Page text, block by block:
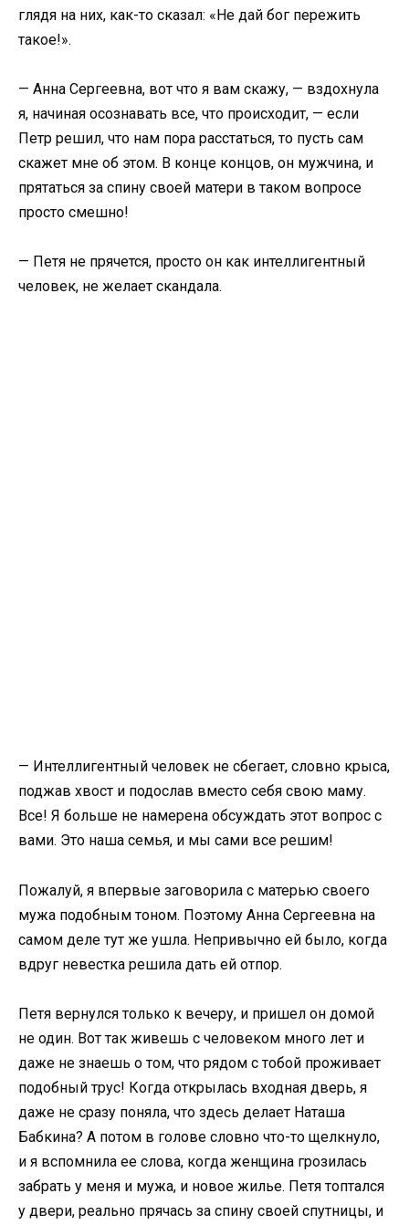
глядя на них, как-то сказал: «Не дай бог пережить
такое!».
— Анна Сергеевна, вот что я вам скажу, — вздохнула
я, начиная осознавать все, что происходит, — если
Петр решил, что нам пора расстаться, то пусть сам
скажет мне об этом. В конце концов, он мужчина, и
прятаться за спину своей матери в таком вопросе
просто смешно!
— Петя не прячется, просто он как интеллигентный
человек, не желает скандала.
— Интеллигентный человек не сбегает, словно крыса,
поджав хвост и подослав вместо себя свою маму.
Все! Я больше не намерена обсуждать этот вопрос с
вами. Это наша семья, и мы сами все решим!
Пожалуй, я впервые заговорила с матерью своего
мужа подобным тоном. Поэтому Анна Сергеевна на
самом деле тут же ушла. Непривычно ей было, когда
вдруг невестка решила дать ей отпор.
Петя вернулся только к вечеру, и пришел он домой
не один. Вот так живешь с человеком много лет и
даже не знаешь о том, что рядом с тобой проживает
подобный трус! Когда открылась входная дверь, я
даже не сразу поняла, что здесь делает Наташа
Бабкина? А потом в голове словно что-то щелкнуло,
и я вспомнила ее слова, когда женщина грозилась
забрать у меня и мужа, и новое жилье. Петя топтался
у двери, реально прячась за спину своей спутницы, и